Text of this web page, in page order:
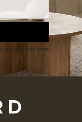
und bin mit dem